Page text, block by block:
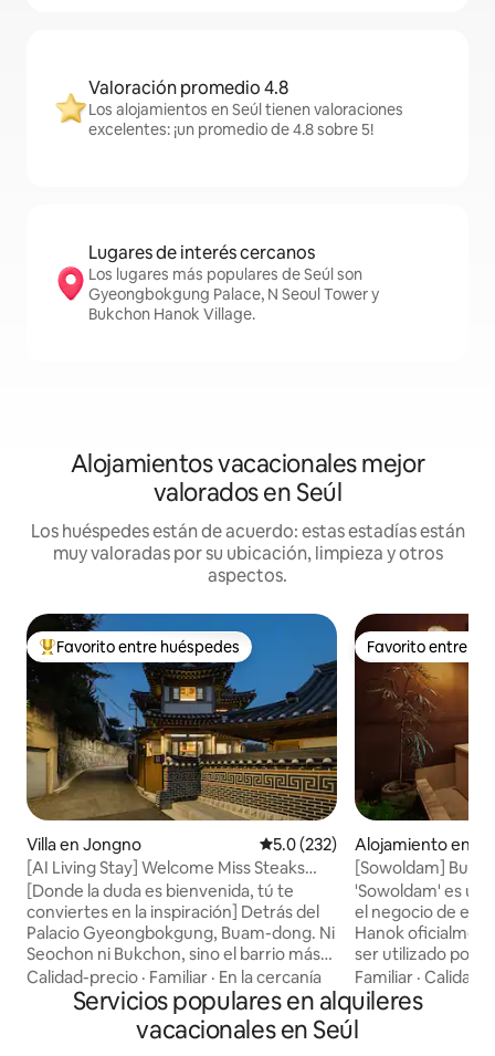
Valoración promedio 4.8
Los alojamientos en Seúl tienen valoraciones
excelentes: ¡un promedio de 4.8 sobre 5!
Lugares de interés cercanos
Los lugares más populares de Seúl son
Gyeongbokgung Palace, N Seoul Tower y
Bukchon Hanok Village.
Alojamientos vacacionales mejor
valorados en Seúl
Los huéspedes están de acuerdo: estas estadías están
muy valoradas por su ubicación, limpieza y otros
aspectos.
Favorito entre huéspedes preferido
Favorito entre huéspedes
Villa en Jongno Calificación promedio: 5.0 de
5.0 (232)
[AI Living Stay] Welcome Miss Steaks
House - Estancia en una casa unifamiliar
de estilo hanok en Buam-dong, Jongno
[Donde la duda es bienvenida, tú te
conviertes en la inspiración] Detrás del
Palacio Gyeongbokgung, Buam-dong. Ni
Seochon ni Bukchon, sino el barrio más
tranquilo de Seúl. Al final de ese callejón,
había una casa hanok privada. El lugar
donde se hospedó Anpyeongdaegun, el
príncipe de Joseon. Además de esos
Calidad-precio · Familiar · En la cercanía
Favorito entre
Favorito entre
Alojamiento en
[Sowoldam]
¡Disfrute de un
alojamiento
'Sowoldam' es un
el negocio de
Hanok
ser utilizado por
☺️ Puedes sanar mientras miras el patio
abierto desde el
ciprés). ¡Disfruta
relájate en
Familiar ·Calidad-
Servicios populares en alquileres
vacacionales en Seúl